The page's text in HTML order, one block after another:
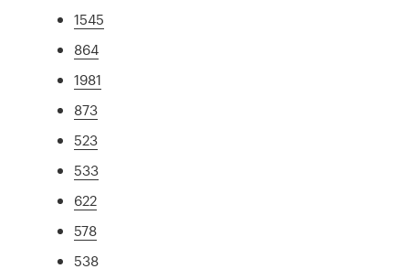
1545
864
1981
873
523
533
622
578
538